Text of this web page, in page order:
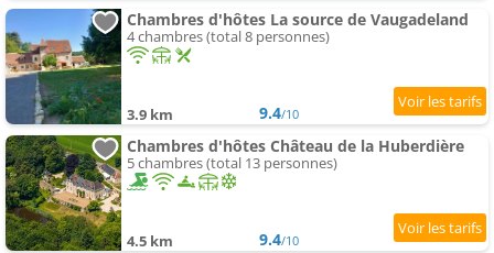
Chambres d'hôtes La source de Vaugadeland
4 chambres (total 8 personnes)
3.9 km 9.4/10
Chambres d'hôtes Château de la Huberdière
5 chambres (total 13 personnes)
4.5 km 9.4/10